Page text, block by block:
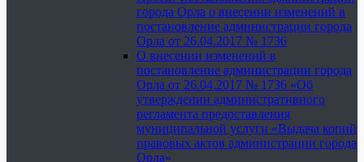
города Орла о внесении изменений в
постановление администрации города
Орла от 26.04.2017 № 1736
О внесении изменений в
постановление администрации города
Орла от 26.04.2017 № 1736 «Об
утверждении административного
регламента предоставления
муниципальной услуги «Выдача копий
правовых актов администрации города
Орла»